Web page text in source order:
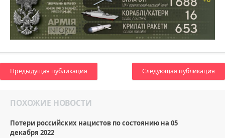
Предыдущая публикация Следующая публикация
ПОХОЖИЕ НОВОСТИ
Потери российских нацистов по состоянию на 05
декабря 2022